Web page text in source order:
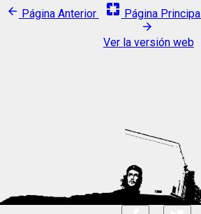
arrow_back Página Anterior pages Página Principal
arrow_forward
Ver la versión web